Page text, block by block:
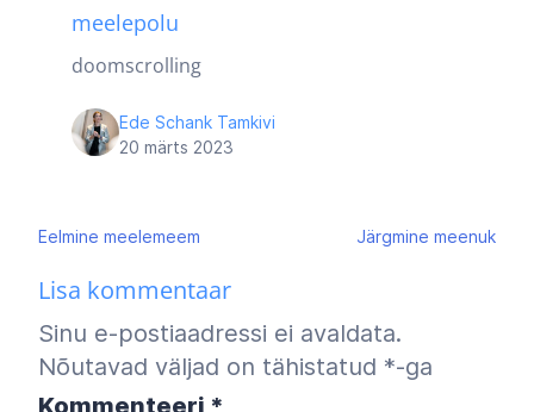
meelepolu
doomscrolling
Ede Schank Tamkivi
20 märts 2023
Navigeerimine
Eelmine meelemeem Järgmine meenuk
Lisa kommentaar
Sinu e-postiaadressi ei avaldata.
Nõutavad väljad on tähistatud *-ga
Kommenteeri *